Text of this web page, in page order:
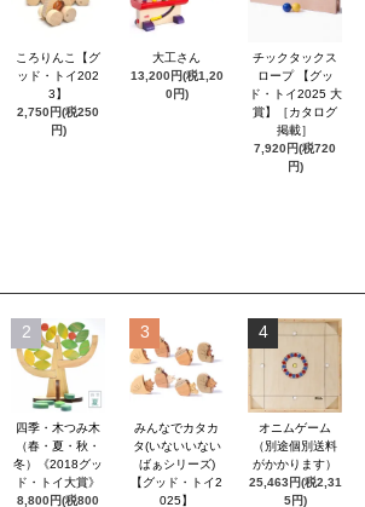
ころりんこ【グ
ッド・トイ202
3】
2,750円(税250
円)
大工さん
13,200円(税1,20
0円)
チックタックス
ロープ 【グッ
ド・トイ2025 大
賞】［カタログ
掲載］
7,920円(税720
円)
2
四季・木つみ木
（春・夏・秋・
冬）《2018グッ
ド・トイ大賞》
8,800円(税800
3
みんなでカタカ
タ(いないいない
ばぁシリーズ)
【グッド・トイ2
025】
4
オニムゲーム
（別途個別送料
がかかります）
25,463円(税2,31
5円)